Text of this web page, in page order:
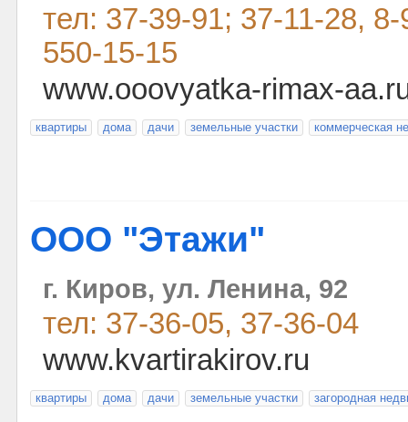
тел: 37-39-91; 37-11-28,
550-15-15
www.ooovyatka-rimax-
квартиры дома дачи земельные участки коммерческая
ООО "Этажи"
г. Киров, ул. Ленина, 92
тел: 37-36-05, 37-36-04
www.kvartirakirov.ru
квартиры дома дачи земельные участки загородная